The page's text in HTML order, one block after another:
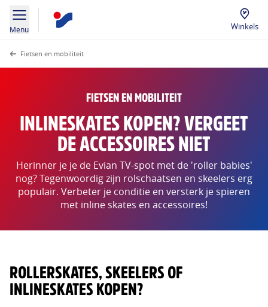
Menu Winkels
Fietsen en mobiliteit
FIETSEN EN MOBILITEIT
INLINESKATES KOPEN? VERGEET
DE ACCESSOIRES NIET
Herinner je je de Evian TV-spot met de 'roller babies'
nog? Tegenwoordig zijn rolschaatsen en skeelers erg
populair. Verbeter je conditie en versterk je spieren
met inline skates en accessoires!
ROLLERSKATES, SKEELERS OF
INLINESKATES KOPEN?